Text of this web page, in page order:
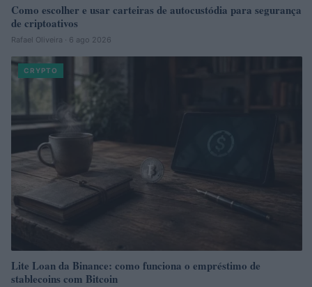
Como escolher e usar carteiras de autocustódia para segurança
de criptoativos
Rafael Oliveira · 6 ago 2026
CRYPTO
Lite Loan da Binance: como funciona o empréstimo de
stablecoins com Bitcoin